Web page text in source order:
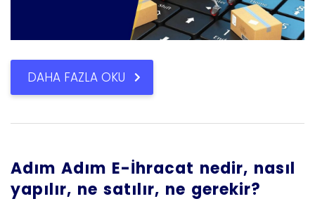
DAHA FAZLA OKU
Adım Adım E-İhracat nedir, nasıl
yapılır, ne satılır, ne gerekir?